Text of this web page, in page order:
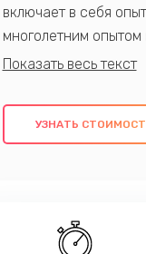
включает в себя
многолетним
качественный
клиентам надежное
потребности
УЗНАТЬ